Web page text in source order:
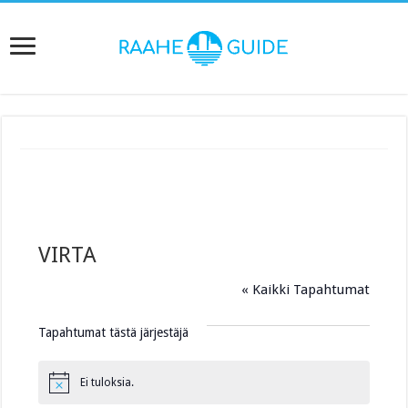
VIRTA
« Kaikki Tapahtumat
Tapahtumat tästä järjestäjä
Ei tuloksia.